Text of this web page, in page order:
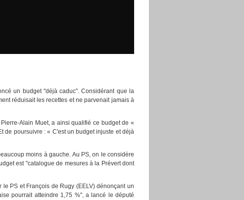
un budget "déjà caduc". Considérant que la
réduisait les recettes et ne parvenait jamais à
Alain Muet, a ainsi qualifié ce budget de «
de poursuivre : « C'est un budget injuste et déjà
moins à gauche. Au PS, on le considère
est "catalogue de mesures à la Prévert dont
PS et François de Rugy (EELV) dénonçant un
pourrait atteindre 1,75 %", a lancé le député